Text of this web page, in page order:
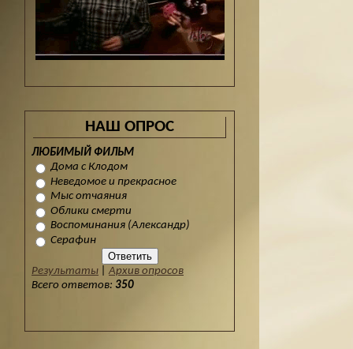
НАШ ОПРОС
ЛЮБИМЫЙ ФИЛЬМ
Дома с Клодом
Неведомое и прекрасное
Мыс отчаяния
Облики смерти
Воспоминания (Александр)
Серафин
Результаты
Архив опросов
Всего ответов: 350